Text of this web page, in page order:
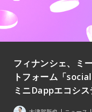
フィナンシェ、ミ
トフォーム「
ミニDappエコシ